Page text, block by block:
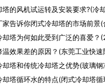
塔的风机试运转及安装要求?(冷
家告诉你闭式冷却塔的市场前景(
却塔为何如此受到广泛的喜爱？
温效果差的原因？(东莞工业快
却塔和传统冷却塔之优势(玻璃
却塔循环水的特点(闭式冷却塔